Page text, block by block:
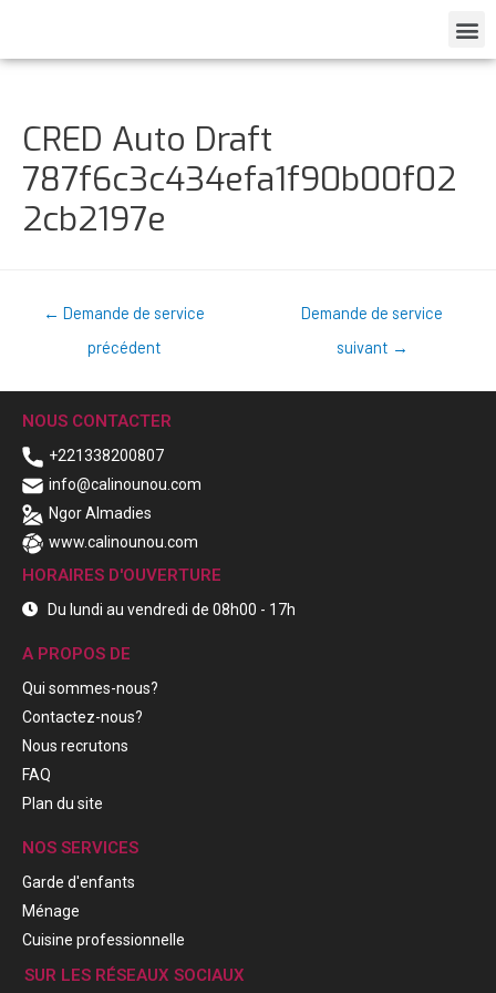
CRED Auto Draft
787f6c3c434efa1f90b00f02
2cb2197e
← Demande de service
précédent
Demande de service
suivant →
NOUS CONTACTER
+221338200807
info@calinounou.com
Ngor Almadies
www.calinounou.com
HORAIRES D'OUVERTURE
Du lundi au vendredi de 08h00 - 17h
A PROPOS DE
Qui sommes-nous?
Contactez-nous?
Nous recrutons
FAQ
Plan du site
NOS SERVICES
Garde d'enfants
Ménage
Cuisine professionnelle
SUR LES RÉSEAUX SOCIAUX